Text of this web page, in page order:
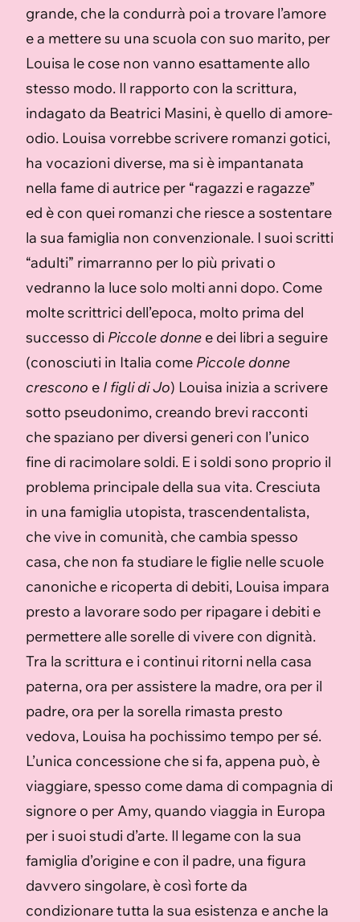
grande, che la condurrà poi a trovare l’amore
e a mettere su una scuola con suo marito, per
Louisa le cose non vanno esattamente allo
stesso modo. Il rapporto con la scrittura,
indagato da Beatrici Masini, è quello di amore-
odio. Louisa vorrebbe scrivere romanzi gotici,
ha vocazioni diverse, ma si è impantanata
nella fame di autrice per “ragazzi e ragazze”
ed è con quei romanzi che riesce a sostentare
la sua famiglia non convenzionale. I suoi scritti
“adulti” rimarranno per lo più privati o
vedranno la luce solo molti anni dopo. Come
molte scrittrici dell’epoca, molto prima del
successo di Piccole donne e dei libri a seguire
(conosciuti in Italia come Piccole donne
crescono e I figli di Jo) Louisa inizia a scrivere
sotto pseudonimo, creando brevi racconti
che spaziano per diversi generi con l’unico
fine di racimolare soldi. E i soldi sono proprio il
problema principale della sua vita. Cresciuta
in una famiglia utopista, trascendentalista,
che vive in comunità, che cambia spesso
casa, che non fa studiare le figlie nelle scuole
canoniche e ricoperta di debiti, Louisa impara
presto a lavorare sodo per ripagare i debiti e
permettere alle sorelle di vivere con dignità.
Tra la scrittura e i continui ritorni nella casa
paterna, ora per assistere la madre, ora per il
padre, ora per la sorella rimasta presto
vedova, Louisa ha pochissimo tempo per sé.
L’unica concessione che si fa, appena può, è
viaggiare, spesso come dama di compagnia di
signore o per Amy, quando viaggia in Europa
per i suoi studi d’arte. Il legame con la sua
famiglia d’origine e con il padre, una figura
davvero singolare, è così forte da
condizionare tutta la sua esistenza e anche la